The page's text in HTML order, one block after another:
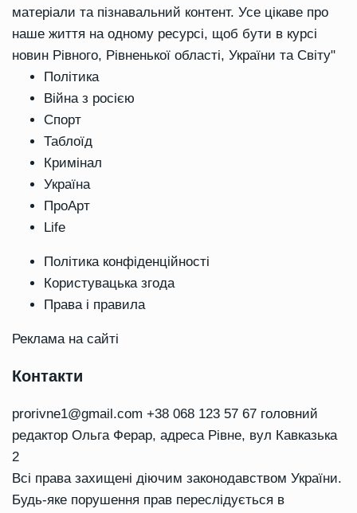
матеріали та пізнавальний контент. Усе цікаве про
наше життя на одному ресурсі, щоб бути в курсі
новин Рівного, Рівненької області, України та Світу"
Політика
Війна з росією
Спорт
Таблоїд
Кримінал
Україна
ПроАрт
Life
Політика конфіденційності
Користувацька згода
Права і правила
Реклама на сайті
Контакти
prorivne1@gmail.com +38 068 123 57 67 головний
редактор Ольга Ферар, адреса Рівне, вул Кавказька
2
Всі права захищені діючим законодавством України.
Будь-яке порушення прав переслідується в